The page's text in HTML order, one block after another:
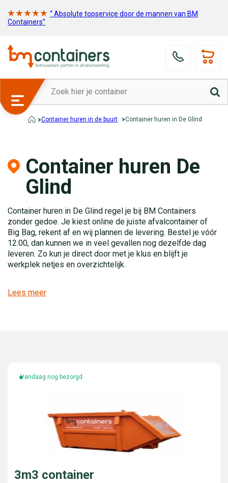
“ Absolute topservice door de mannen van BM
Containers”
Container huren in de buurt Container huren in De Glind
Container huren De
Glind
Container huren in De Glind regel je bij BM Containers
zonder gedoe. Je kiest online de juiste afvalcontainer of
Big Bag, rekent af en wij plannen de levering. Bestel je vóór
12:00, dan kunnen we in veel gevallen nog dezelfde dag
leveren. Zo kun je direct door met je klus en blijft je
werkplek netjes en overzichtelijk.
Lees meer
Vandaag nog bezorgd
3m3 container